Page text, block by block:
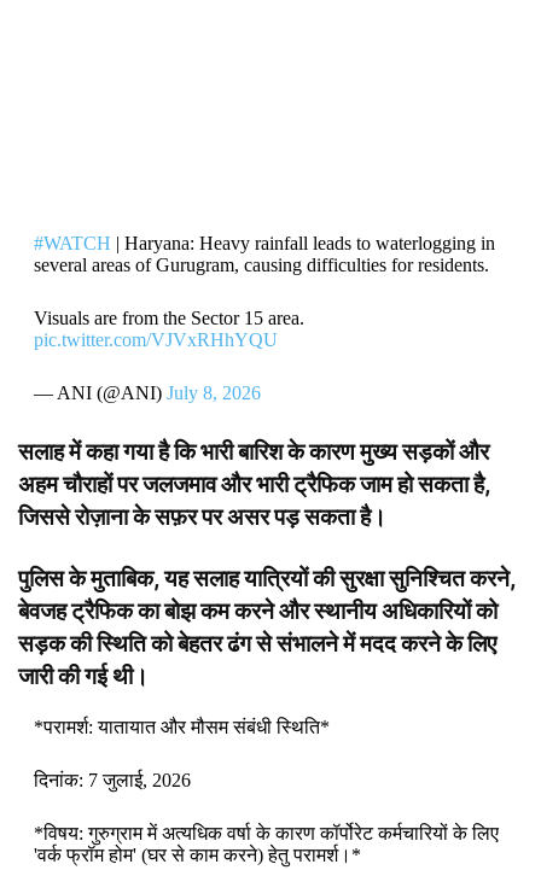
#WATCH | Haryana: Heavy rainfall leads to waterlogging in
several areas of Gurugram, causing difficulties for residents.
Visuals are from the Sector 15 area.
pic.twitter.com/VJVxRHhYQU
— ANI (@ANI) July 8, 2026
सलाह में कहा गया है कि भारी बारिश के कारण मुख्य सड़कों और
अहम चौराहों पर जलजमाव और भारी ट्रैफिक जाम हो सकता है,
जिससे रोज़ाना के सफ़र पर असर पड़ सकता है।
पुलिस के मुताबिक, यह सलाह यात्रियों की सुरक्षा सुनिश्चित करने,
बेवजह ट्रैफिक का बोझ कम करने और स्थानीय अधिकारियों को
सड़क की स्थिति को बेहतर ढंग से संभालने में मदद करने के लिए
जारी की गई थी।
*परामर्श: यातायात और मौसम संबंधी स्थिति*
​दिनांक: 7 जुलाई, 2026
*विषय: गुरुग्राम में अत्यधिक वर्षा के कारण कॉर्पोरेट कर्मचारियों के लिए
'वर्क फ्रॉम होम' (घर से काम करने) हेतु परामर्श।*